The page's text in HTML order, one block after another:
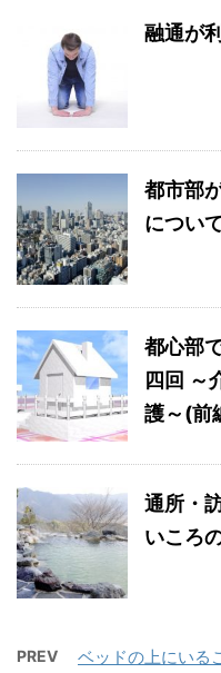
融通が
都市部
につい
都心部
四回 ～
護～(前
通所・
いころ
PREV ベッドの上にいる